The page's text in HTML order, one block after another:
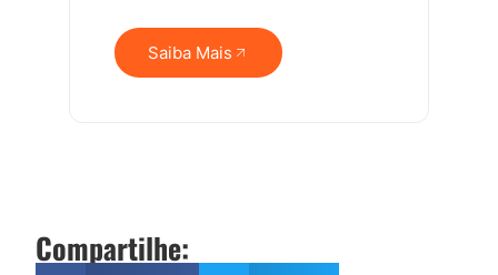
Saiba Mais
Compartilhe: